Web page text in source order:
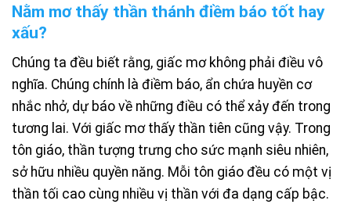
Nằm mơ thấy thần thánh điềm báo tốt hay
xấu?
Chúng ta đều biết rằng, giấc mơ không phải điều vô
nghĩa. Chúng chính là điềm báo, ẩn chứa huyền cơ
nhắc nhở, dự báo về những điều có thể xảy đến trong
tương lai. Với giấc mơ thấy thần tiên cũng vậy. Trong
tôn giáo, thần tượng trưng cho sức mạnh siêu nhiên,
sở hữu nhiều quyền năng. Mỗi tôn giáo đều có một vị
thần tối cao cùng nhiều vị thần với đa dạng cấp bậc.